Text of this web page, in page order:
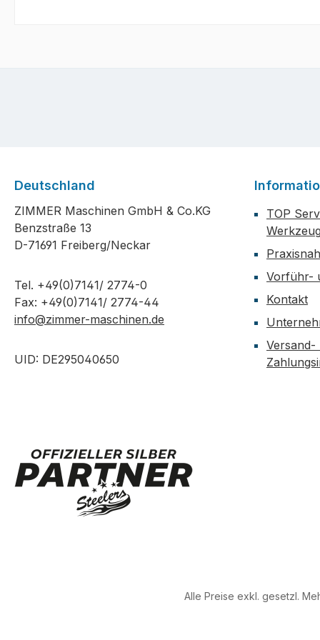
TOP
Vorführ-
Kontakt
Versand-
Deutschland
ZIMMER Maschinen GmbH & Co.KG
Benzstraße 13
D-71691 Freiberg/Neckar
Tel. +49(0)7141/ 2774-0
Fax: +49(0)7141/ 2774-44
info@zimmer-maschinen.de
UID: DE295040650
Alle Preise exkl. gesetzl.